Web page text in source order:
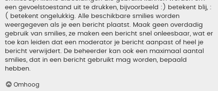
een gevoelstoestand uit te drukken, bijvoorbeeld :) betekent blij, :
( betekent ongelukkig. Alle beschikbare smilies worden
weergegeven als je een bericht plaatst. Maak geen overdadig
gebruik van smilies, ze maken een bericht snel onleesbaar, wat er
toe kan leiden dat een moderator je bericht aanpast of heel je
bericht verwijdert. De beheerder kan ook een maximaal aantal
smilies, dat in een bericht gebruikt mag worden, bepaald
hebben.
Omhoog